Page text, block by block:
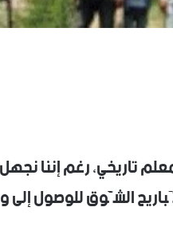
تاريخي، رغم إننا
الشَّوق للوصول إلى